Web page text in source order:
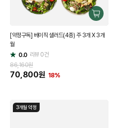
구
하
[약정구독] 베이직 샐러드(4종) 주 3개 X 3개
월
별
점
0.0 리뷰0건
86,160원
70,800원 18%
3개월 약정